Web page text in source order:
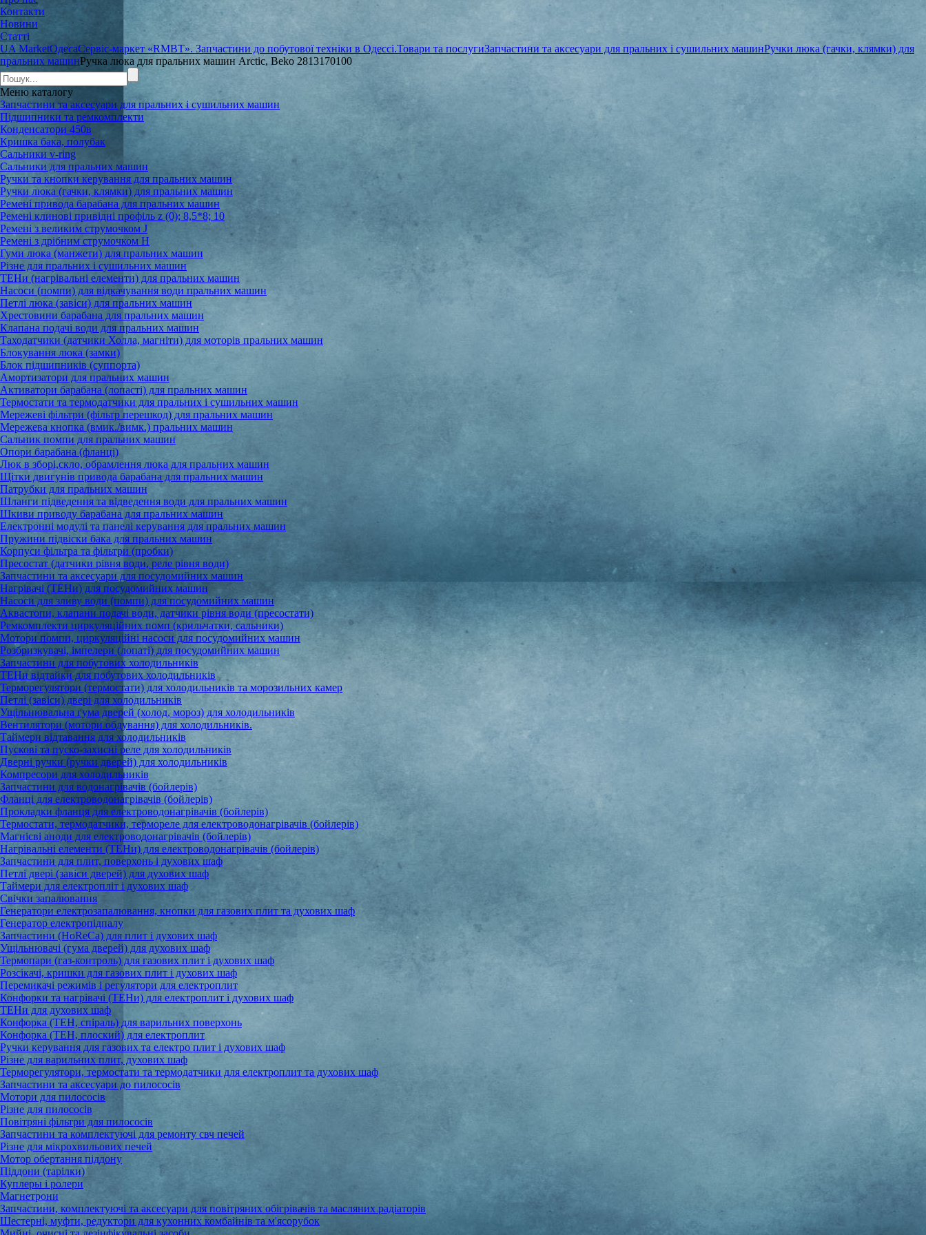
Контакти
Новини
Статті
UA MarketОдесаСервіс-маркет «RMBT». Запчастини до побутової техніки в Одессі.Товари та послугиЗапчастини та аксесуари для пральних і сушильних машинРучки люка (гачки, клямки) для
пральних машинРучка люка для пральних машин Arctic, Beko 2813170100
Меню каталогу
Запчастини та аксесуари для пральних і сушильних машин
Підшипники та ремкомплекти
Конденсатори 450в
Кришка бака, полубак
Сальники v-ring
Сальники для пральних машин
Ручки та кнопки керування для пральних машин
Ручки люка (гачки, клямки) для пральних машин
Ремені привода барабана для пральних машин
Ремені клинові привідні профіль z (0); 8,5*8; 10
Ремені з великим струмочком J
Ремені з дрібним струмочком Н
Гуми люка (манжети) для пральних машин
Різне для пральних і сушильних машин
ТЕНи (нагрівальні елементи) для пральних машин
Насоси (помпи) для відкачування води пральних машин
Петлі люка (завіси) для пральних машин
Хрестовини барабана для пральних машин
Клапана подачі води для пральних машин
Таходатчики (датчики Холла, магніти) для моторів пральних машин
Блокування люка (замки)
Блок підшипників (суппорта)
Амортизатори для пральних машин
Активатори барабана (лопасті) для пральних машин
Термостати та термодатчики для пральних і сушильних машин
Мережеві фільтри (фільтр перешкод) для пральних машин
Мережева кнопка (вмик./вимк.) пральних машин
Сальник помпи для пральних машин
Опори барабана (фланці)
Люк в зборі,скло, обрамлення люка для пральних машин
Щітки двигунів привода барабана для пральних машин
Патрубки для пральних машин
Шланги підведення та відведення води для пральних машин
Шкиви приводу барабана для пральних машин
Електронні модулі та панелі керування для пральних машин
Пружини підвіски бака для пральних машин
Корпуси фільтра та фільтри (пробки)
Пресостат (датчики рівня води, реле рівня води)
Запчастини та аксесуари для посудомийних машин
Нагрівачі (ТЕНи) для посудомийних машин
Насоси для зливу води (помпи) для посудомийних машин
Аквастопи, клапани подачі води, датчики рівня води (пресостати)
Ремкомплекти циркуляційних помп (крильчатки, сальники)
Мотори помпи, циркуляційні насоси для посудомийних машин
Розбризкувачі, імпелери (лопаті) для посудомийних машин
Запчастини для побутових холодильників
ТЕНи відтайки для побутових холодильників
Терморегулятори (термостати) для холодильників та морозильних камер
Петлі (завіси) двері для холодильників
Ущільнювальна гума дверей (холод, мороз) для холодильників
Вентилятори (мотори обдування) для холодильників.
Таймери відтавання для холодильників
Пускові та пуско-захисні реле для холодильників
Дверні ручки (ручки дверей) для холодильників
Компресори для холодильників
Запчастини для водонагрівачів (бойлерів)
Фланці для електроводонагрівачів (бойлерів)
Прокладки фланця для електроводонагрівачів (бойлерів)
Термостати, термодатчики, термореле для електроводонагрівачів (бойлерів)
Магнієві аноди для електроводонагрівачів (бойлерів)
Нагрівальні елементи (ТЕНи) для електроводонагрівачів (бойлерів)
Запчастини для плит, поверхонь і духових шаф
Петлі двері (завіси дверей) для духових шаф
Таймери для електропліт і духових шаф
Свічки запалювання
Генератори електрозапалювання, кнопки для газових плит та духових шаф
Генератор електропідпалу
Запчастини (HoReCa) для плит і духових шаф
Ущільнювачі (гума дверей) для духових шаф
Термопари (газ-контроль) для газових плит і духових шаф
Розсікачі, кришки для газових плит і духових шаф
Перемикачі режимів і регулятори для електроплит
Конфорки та нагрівачі (ТЕНи) для електроплит і духових шаф
ТЕНи для духових шаф
Конфорка (ТЕН, спіраль) для варильних поверхонь
Конфорка (ТЕН, плоский) для електроплит
Ручки керування для газових та електро плит і духових шаф
Різне для варильних плит, духових шаф
Терморегулятори, термостати та термодатчики для електроплит та духових шаф
Запчастини та аксесуари до пилососів
Мотори для пилососів
Різне для пилососів
Повітряні фільтри для пилососів
Запчастини та комплектуючі для ремонту свч печей
Різне для мікрохвильових печей
Мотор обертання піддону
Піддони (тарілки)
Куплеры і ролери
Магнетрони
Запчастини, комплектуючі та аксесуари для повітряних обігрівачів та масляних радіаторів
Шестерні, муфти, редуктори для кухонних комбайнів та м'ясорубок